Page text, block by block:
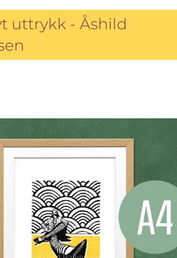
uttrykk - Åshild